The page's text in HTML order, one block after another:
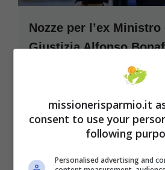
Nozze per l’ex Ministro
Giustizia Alfonso
costa affittare per una
L’ex Ministro della Giustizia
si sposa. Ecco dove si terrà
missionerisparmio.it
consent to use your
following
Personalised advertising and